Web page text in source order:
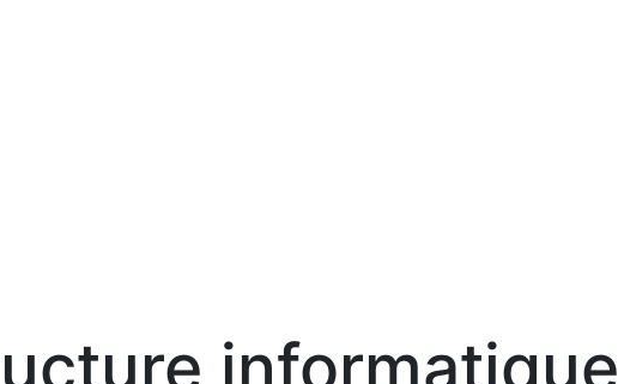
informatique